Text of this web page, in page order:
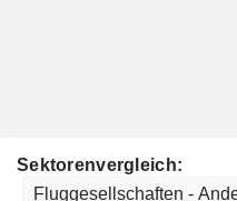
Sektorenvergleich: